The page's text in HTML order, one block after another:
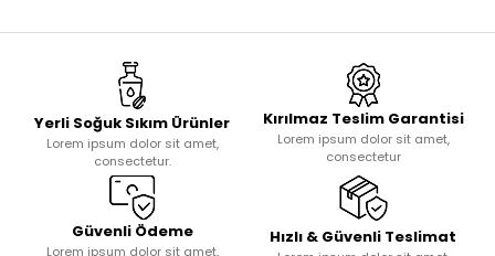
Yerli Soğuk Sıkım Ürünler
Lorem ipsum dolor sit amet,
consectetur.
Kırılmaz Teslim Garantisi
Lorem ipsum dolor sit amet,
consectetur
Güvenli Ödeme
Lorem ipsum dolor sit amet,
Hızlı & Güvenli Teslimat